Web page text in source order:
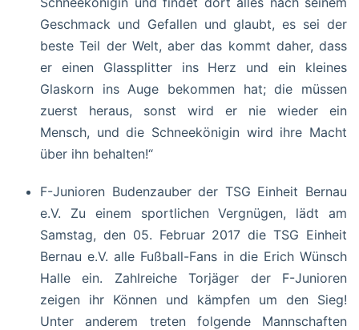
Geschmack und Gefallen und glaubt, es sei der
beste Teil der Welt, aber das kommt daher, dass
er einen Glassplitter ins Herz und ein kleines
Glaskorn ins Auge bekommen hat; die müssen
zuerst heraus, sonst wird er nie wieder ein
Mensch, und die Schneekönigin wird ihre Macht
über ihn behalten!“
F-Junioren Budenzauber der TSG Einheit Bernau
e.V. Zu einem sportlichen Vergnügen, lädt am
Samstag, den 05. Februar 2017 die TSG Einheit
Bernau e.V. alle Fußball-Fans in die Erich Wünsch
Halle ein. Zahlreiche Torjäger der F-Junioren
zeigen ihr Können und kämpfen um den Sieg!
Unter anderem treten folgende Mannschaften